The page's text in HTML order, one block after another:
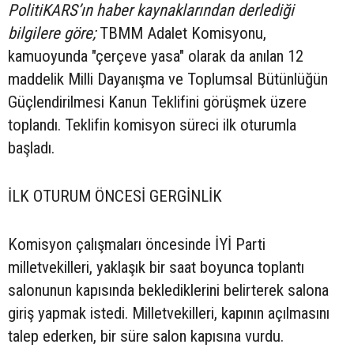
PolitiKARS’ın haber kaynaklarından derlediği
bilgilere göre;TBMM Adalet Komisyonu,
kamuoyunda "çerçeve yasa" olarak da anılan 12
maddelik Milli Dayanışma ve Toplumsal Bütünlüğün
Güçlendirilmesi Kanun Teklifini görüşmek üzere
toplandı. Teklifin komisyon süreci ilk oturumla
başladı.
İLK OTURUM ÖNCESİ GERGİNLİK
Komisyon çalışmaları öncesinde İYİ Parti
milletvekilleri, yaklaşık bir saat boyunca toplantı
salonunun kapısında beklediklerini belirterek salona
giriş yapmak istedi. Milletvekilleri, kapının açılmasını
talep ederken, bir süre salon kapısına vurdu.